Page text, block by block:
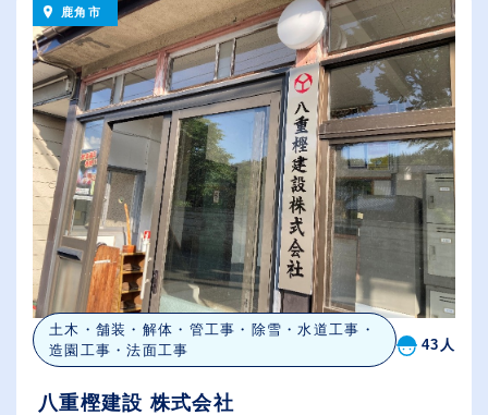
鹿角市
土木・舗装・解体・管工事・除雪・水道工事・
造園工事・法面工事
43人
八重樫建設 株式会社